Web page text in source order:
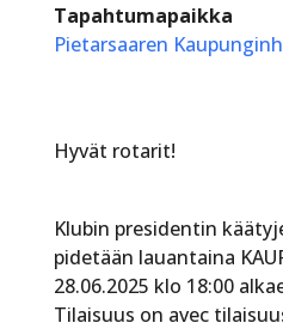
Tapahtumapaikka
Pietarsaaren
Hyvät rotarit!
Klubin presidentin
pidetään lauantaina
28.06.2025 klo 18:00
Tilaisuus on avec